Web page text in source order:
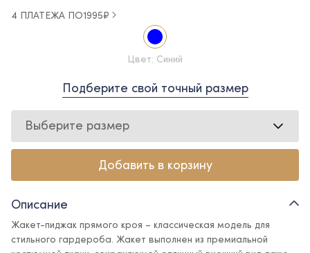
4 ПЛАТЕЖА ПО1995₽
Цвет: Синий
Подберите свой точный размер
Выберите размер
Добавить в корзину
Описание
Жакет-пиджак прямого кроя – классическая модель для
стильного гардероба. Жакет выполнен из премиальной